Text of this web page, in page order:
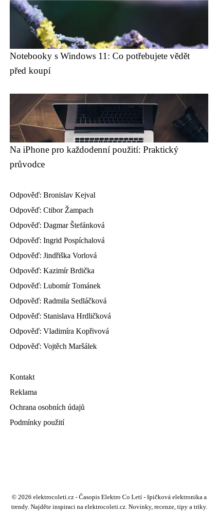
Notebooky s Windows 11: Co potřebujete vědět
před koupí
Na iPhone pro každodenní použití: Praktický
průvodce
Odpověď: Bronislav Kejval
Odpověď: Ctibor Žampach
Odpověď: Dagmar Štefánková
Odpověď: Ingrid Pospíchalová
Odpověď: Jindřiška Vorlová
Odpověď: Kazimír Brdička
Odpověď: Lubomír Tománek
Odpověď: Radmila Sedláčková
Odpověď: Stanislava Hrdličková
Odpověď: Vladimíra Kopřivová
Odpověď: Vojtěch Maršálek
Kontakt
Reklama
Ochrana osobních údajů
Podmínky použití
© 2026 elektrocoleti.cz - Časopis Elektro Co Letí - špičková elektronika a
trendy. Najděte inspiraci na elektrocoleti.cz. Novinky, recenze, tipy a triky.